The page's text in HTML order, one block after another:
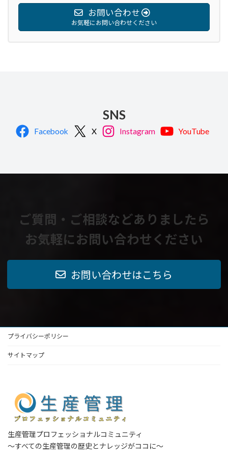
お問い合わせ
お気軽にお問い合わせください
SNS
Facebook X Instagram YouTube
ご質問・ご相談などありましたら
お気軽にお問い合わせください
お問い合わせはこちら
プライバシーポリシー
サイトマップ
生産管理プロフェッショナルコミュニティ
～すべての生産管理の歴史とナレッジがココに～